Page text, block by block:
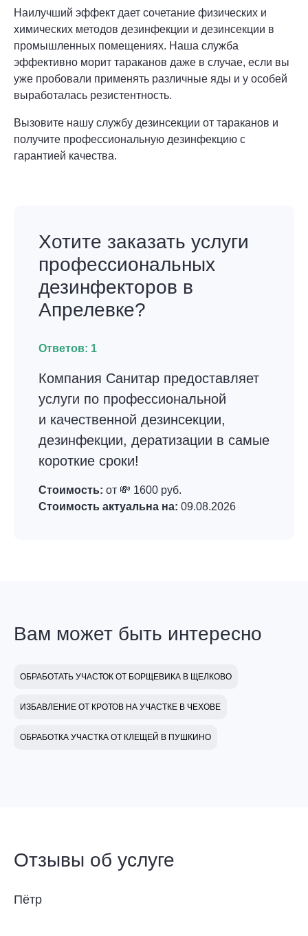
Наилучший эффект дает сочетание физических и
химических методов дезинфекции и дезинсекции в
промышленных помещениях. Наша служба
эффективно морит тараканов даже в случае, если вы
уже пробовали применять различные яды и у особей
выработалась резистентность.
Вызовите нашу службу дезинсекции от тараканов и
получите профессиональную дезинфекцию с
гарантией качества.
Хотите заказать услуги
профессиональных
дезинфекторов в
Апрелевке?
Ответов: 1
Компания Санитар предоставляет
услуги по профессиональной
и качественной дезинсекции,
дезинфекции, дератизации в самые
короткие сроки!
Стоимость: от 💸 1600 руб.
Стоимость актуальна на: 09.08.2026
Вам может быть интересно
ОБРАБОТАТЬ УЧАСТОК ОТ БОРЩЕВИКА В ЩЕЛКОВО
ИЗБАВЛЕНИЕ ОТ КРОТОВ НА УЧАСТКЕ В ЧЕХОВЕ
ОБРАБОТКА УЧАСТКА ОТ КЛЕЩЕЙ В ПУШКИНО
Отзывы об услуге
Пётр